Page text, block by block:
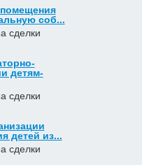
соб...
сделки
детям-
сделки
детей из...
сделки